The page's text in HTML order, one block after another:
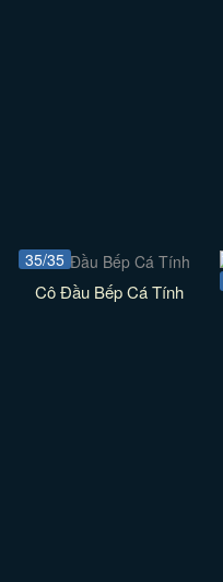
35/35
Cô Đầu Bếp Cá Tính